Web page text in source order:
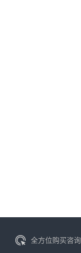
全方位购买咨询